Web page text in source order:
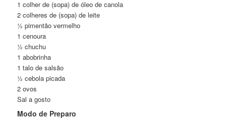
1 colher de (sopa) de óleo de canola
2 colheres de (sopa) de leite
½ pimentão vermelho
1 cenoura
½ chuchu
1 abobrinha
1 talo de salsão
½ cebola picada
2 ovos
Sal a gosto
Modo de Preparo